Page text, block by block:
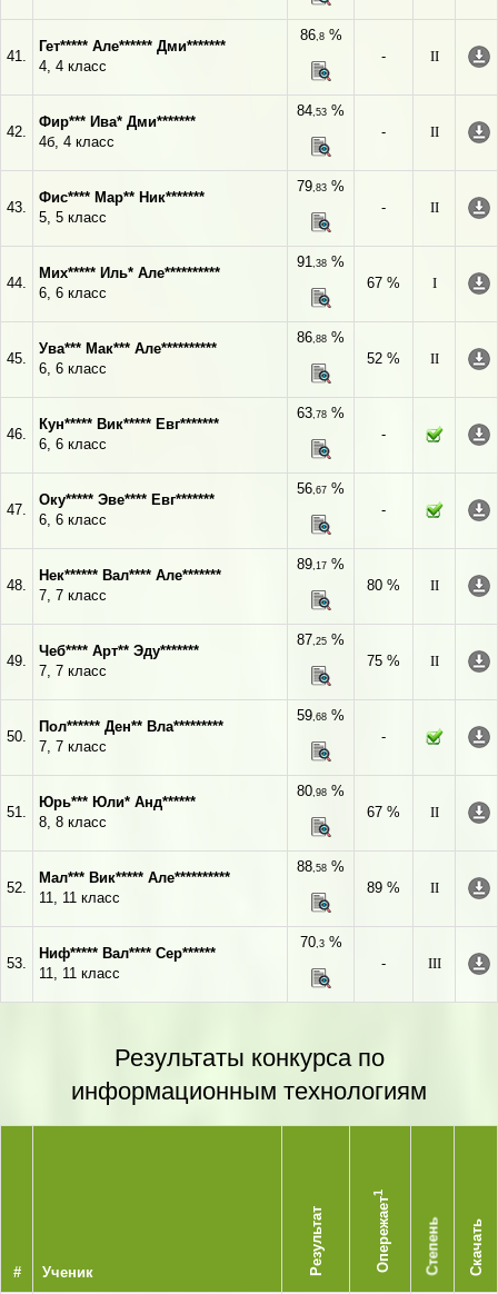
41.
Гет***** Але****** Дми*******
4, 4 класс
86,8%
-
II
42.
Фир*** Ива* Дми*******
4б, 4 класс
84,53 %
-
II
43.
Фис**** Мар** Ник*******
5, 5 класс
79,83 %
-
II
44.
Мих***** Иль* Але**********
6, 6 класс
91,38 %
67 %
I
45.
Ува*** Мак*** Але**********
6, 6 класс
86,88 %
52 %
II
46.
Кун***** Вик***** Евг*******
6, 6 класс
63,78 %
-
47.
Оку***** Эве**** Евг*******
6, 6 класс
56,67 %
-
48.
Нек****** Вал**** Але*******
7, 7 класс
89,17 %
80 %
II
49.
Чеб**** Арт** Эду*******
7, 7 класс
87,25 %
75 %
II
50.
Пол****** Ден** Вла*********
7, 7 класс
59,68 %
-
51.
Юрь*** Юли* Анд******
8, 8 класс
80,98 %
67 %
II
52.
Мал*** Вик***** Але**********
11, 11 класс
88,58 %
89 %
II
53.
Ниф***** Вал**** Сер******
11, 11 класс
70,3%
-
III
Результаты конкурса по
информационным технологиям
# Ученик Результат Опережает
1
Степень Скачать